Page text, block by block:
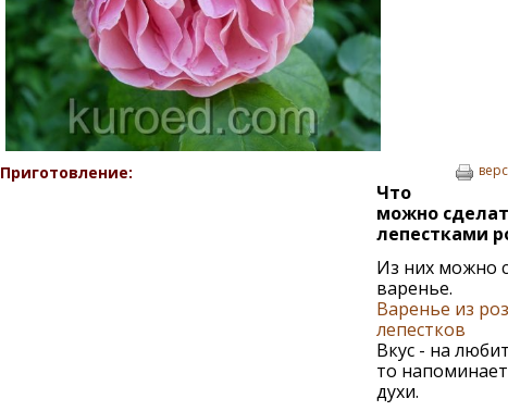
Приготовление:
Что
можно
лепестками
Из них можно
варенье.
Варенье из
лепестков
Вкус - на
то
духи.